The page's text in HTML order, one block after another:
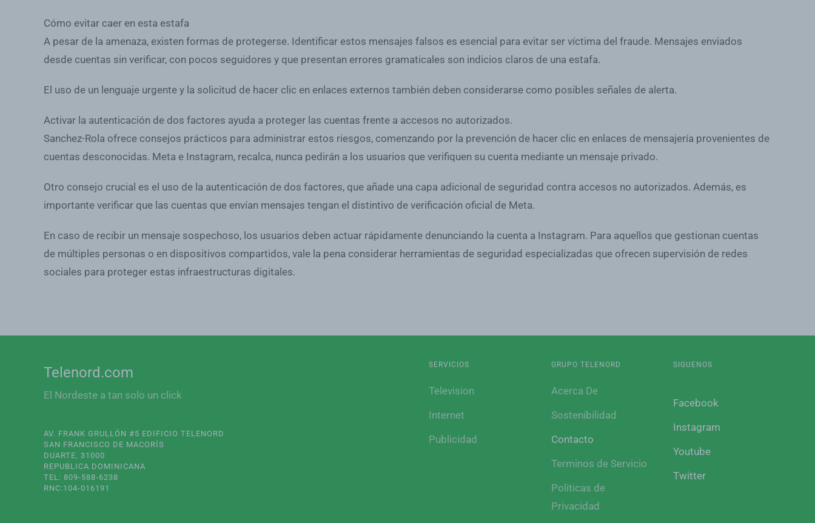
Cómo evitar caer en esta estafa
A pesar de la amenaza, existen formas de protegerse. Identificar estos mensajes falsos es esencial para evitar ser víctima del fraude. Mensajes enviados
desde cuentas sin verificar, con pocos seguidores y que presentan errores gramaticales son indicios claros de una estafa.
El uso de un lenguaje urgente y la solicitud de hacer clic en enlaces externos también deben considerarse como posibles señales de alerta.
Activar la autenticación de dos factores ayuda a proteger las cuentas frente a accesos no autorizados.
Sanchez-Rola ofrece consejos prácticos para administrar estos riesgos, comenzando por la prevención de hacer clic en enlaces de mensajería provenientes de
cuentas desconocidas. Meta e Instagram, recalca, nunca pedirán a los usuarios que verifiquen su cuenta mediante un mensaje privado.
Otro consejo crucial es el uso de la autenticación de dos factores, que añade una capa adicional de seguridad contra accesos no autorizados. Además, es
importante verificar que las cuentas que envían mensajes tengan el distintivo de verificación oficial de Meta.
En caso de recibir un mensaje sospechoso, los usuarios deben actuar rápidamente denunciando la cuenta a Instagram. Para aquellos que gestionan cuentas
de múltiples personas o en dispositivos compartidos, vale la pena considerar herramientas de seguridad especializadas que ofrecen supervisión de redes
sociales para proteger estas infraestructuras digitales.
Telenord.com
El Nordeste a tan solo un click
AV. FRANK GRULLÓN #5 EDIFICIO TELENORD
SAN FRANCISCO DE MACORÍS
DUARTE, 31000
REPUBLICA DOMINICANA
TEL: 809-588-6238
RNC:104-016191
SERVICIOS
Television
Internet
Publicidad
GRUPO TELENORD
Acerca De
Sostenibilidad
Contacto
Terminos de Servicio
Politicas de
Privacidad
SIGUENOS
Facebook
Instagram
Youtube
Twitter